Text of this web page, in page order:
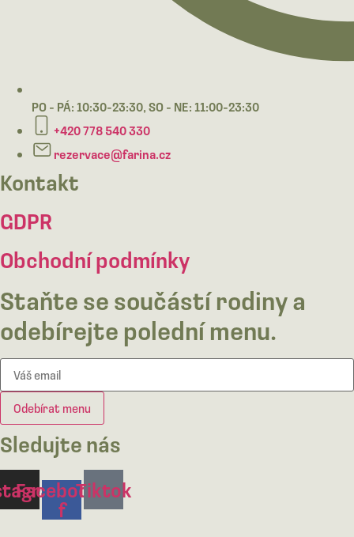
PO - PÁ: 10:30-23:30, SO - NE: 11:00-23:30
+420 778 540 330
rezervace@farina.cz
Kontakt
GDPR
Obchodní podmínky
Staňte se součástí rodiny a
odebírejte polední menu.
Odebírat menu
Sledujte nás
Facebook-
f
Tiktok